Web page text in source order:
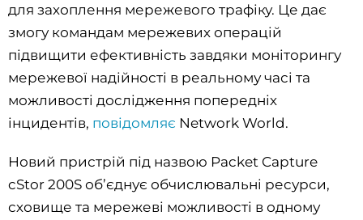
для захоплення мережевого трафіку. Це дає
змогу командам мережевих операцій
підвищити ефективність завдяки моніторингу
мережевої надійності в реальному часі та
можливості дослідження попередніх
інцидентів, повідомляє Network World.
Новий пристрій під назвою Packet Capture
cStor 200S об’єднує обчислювальні ресурси,
сховище та мережеві можливості в одному